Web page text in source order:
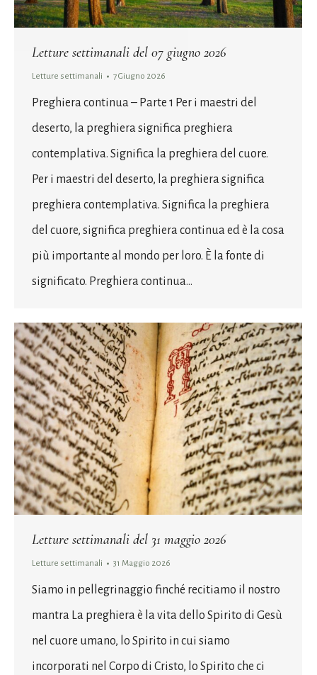
Letture settimanali del 07 giugno 2026
Letture settimanali 7 Giugno 2026
Preghiera continua – Parte 1 Per i maestri del
deserto, la preghiera significa preghiera
contemplativa. Significa la preghiera del cuore.
Per i maestri del deserto, la preghiera significa
preghiera contemplativa. Significa la preghiera
del cuore, significa preghiera continua ed è la cosa
più importante al mondo per loro. È la fonte di
significato. Preghiera continua…
Letture settimanali del 31 maggio 2026
Letture settimanali 31 Maggio 2026
Siamo in pellegrinaggio finché recitiamo il nostro
mantra La preghiera è la vita dello Spirito di Gesù
nel cuore umano, lo Spirito in cui siamo
incorporati nel Corpo di Cristo, lo Spirito che ci